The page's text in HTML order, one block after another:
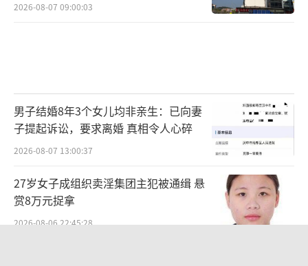
2026-08-07 09:00:03
男子结婚8年3个女儿均非亲生：已向妻
子提起诉讼，要求离婚 真相令人心碎
2026-08-07 13:00:37
27岁女子成组织卖淫集团主犯被通缉 悬
赏8万元捉拿
2026-08-06 22:45:28